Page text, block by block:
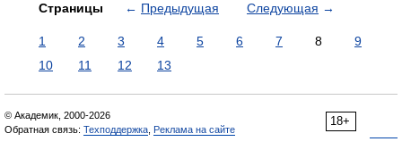
Страницы ← Предыдущая Следующая →
1 2 3 4 5 6 7 8
9
10
11 12 13
18+
© Академик, 2000-2026
Обратная связь: Техподдержка Реклама на сайте